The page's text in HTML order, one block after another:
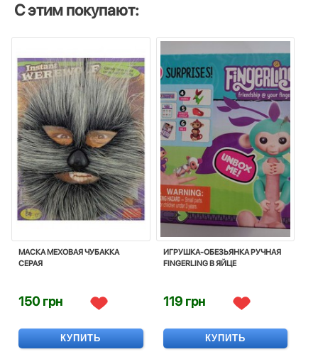
С этим покупают:
МАСКА МЕХОВАЯ ЧУБАККА
СЕРАЯ
150 грн
КУПИТЬ
ИГРУШКА-ОБЕЗЬЯНКА РУЧНАЯ
FINGERLING В ЯЙЦЕ
119 грн
КУПИТЬ